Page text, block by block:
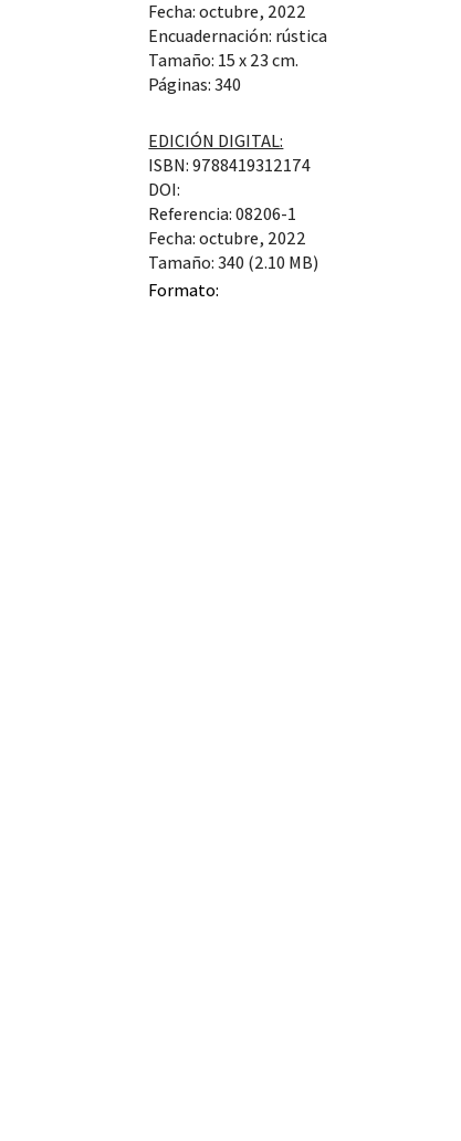
Fecha: octubre, 2022
Encuadernación: rústica
Tamaño: 15 x 23 cm.
Páginas: 340
EDICIÓN DIGITAL:
ISBN: 9788419312174
DOI:
Referencia: 08206-1
Fecha: octubre, 2022
Tamaño: 340 (2.10 MB)
Formato: